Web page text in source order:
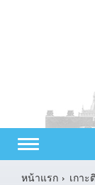
Toggle
navigation
หน้าแรก
เกาะ